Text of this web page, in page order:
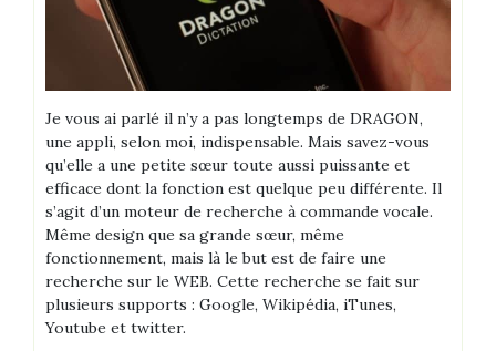
Je vous ai parlé il n’y a pas longtemps de DRAGON,
une appli, selon moi, indispensable. Mais savez-vous
qu’elle a une petite sœur toute aussi puissante et
efficace dont la fonction est quelque peu différente. Il
s’agit d’un moteur de recherche à commande vocale.
Même design que sa grande sœur, même
fonctionnement, mais là le but est de faire une
recherche sur le WEB. Cette recherche se fait sur
plusieurs supports : Google, Wikipédia, iTunes,
Youtube et twitter.